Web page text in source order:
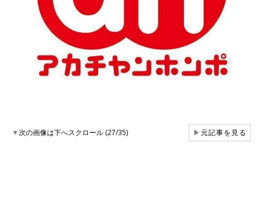
▼次の画像は下へスクロール (27/35) ▶元記事を見る